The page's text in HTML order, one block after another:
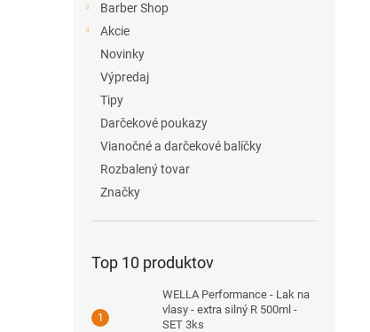
Barber Shop
Akcie
Novinky
Výpredaj
Tipy
Darčekové poukazy
Vianočné a darčekové balíčky
Rozbalený tovar
Značky
Top 10 produktov
WELLA Performance - Lak na
vlasy - extra silný R 500ml -
SET 3ks